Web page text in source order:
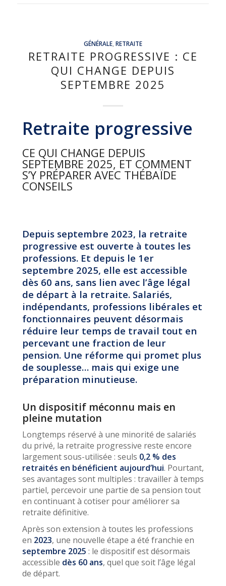
GÉNÉRALE,RETRAITE
RETRAITE PROGRESSIVE : CE
QUI CHANGE DEPUIS
SEPTEMBRE 2025
Retraite progressive
CE QUI CHANGE DEPUIS
SEPTEMBRE 2025, ET COMMENT
S’Y PRÉPARER AVEC THÉBAÏDE
CONSEILS
Depuis septembre 2023, la retraite
progressive est ouverte à toutes les
professions. Et depuis le 1er
septembre 2025, elle est accessible
dès 60 ans, sans lien avec l’âge légal
de départ à la retraite. Salariés,
indépendants, professions libérales et
fonctionnaires peuvent désormais
réduire leur temps de travail tout en
percevant une fraction de leur
pension. Une réforme qui promet plus
de souplesse… mais qui exige une
préparation minutieuse.
Un dispositif méconnu mais en
pleine mutation
Longtemps réservé à une minorité de salariés
du privé, la retraite progressive reste encore
largement sous-utilisée : seuls 0,2 % des
retraités en bénéficient aujourd’hui. Pourtant,
ses avantages sont multiples : travailler à temps
partiel, percevoir une partie de sa pension tout
en continuant à cotiser pour améliorer sa
retraite définitive.
Après son extension à toutes les professions
en 2023, une nouvelle étape a été franchie en
septembre 2025 : le dispositif est désormais
accessible dès 60 ans, quel que soit l’âge légal
de départ.